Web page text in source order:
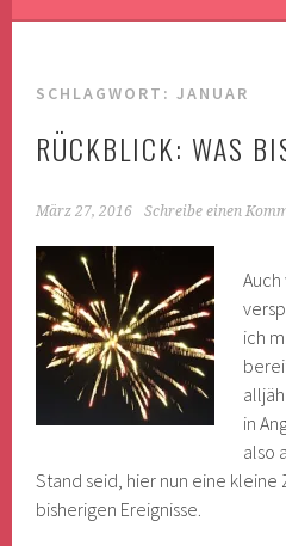
SCHLAGWORT: JANUAR
RÜCKBLICK: WAS
März 27, 2016 Schreibe einen
ich
in
also
Stand seid, hier nun eine kleine
bisherigen Ereignisse.